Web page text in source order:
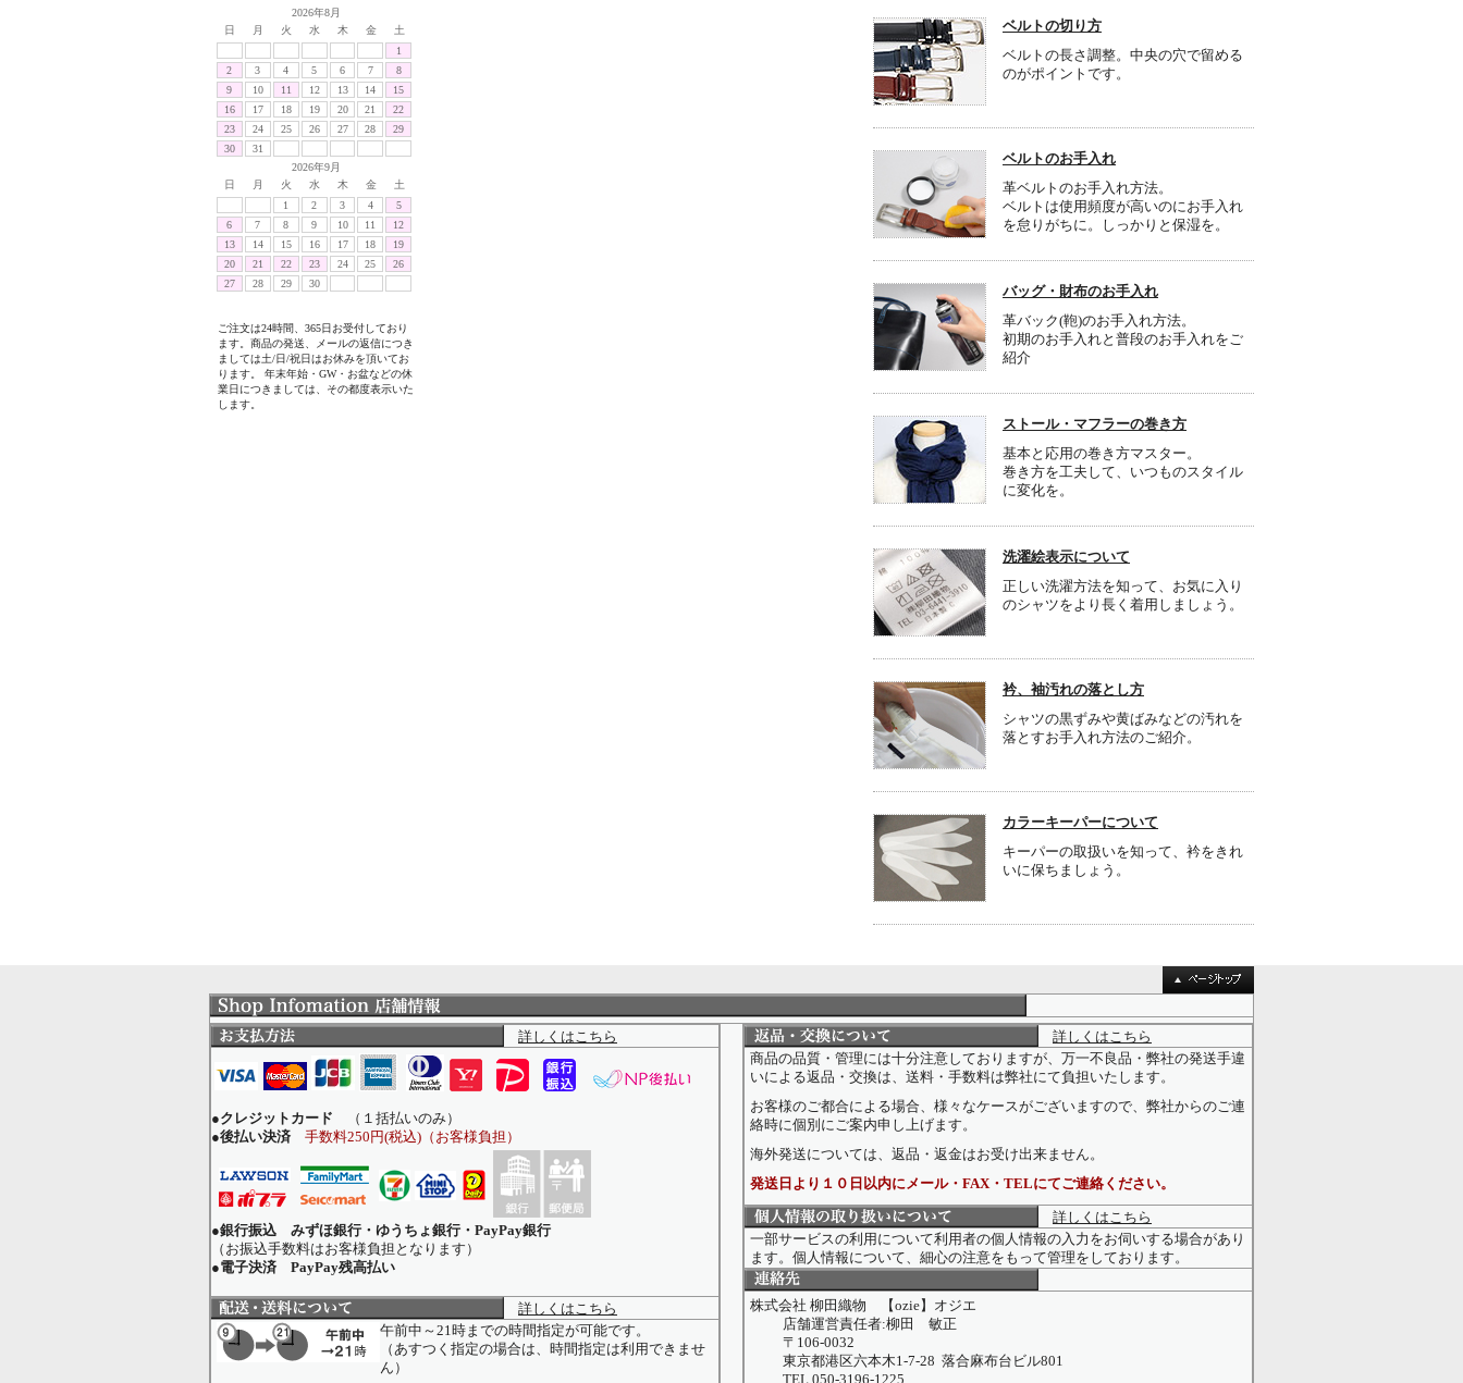
2026年8月
日
月 火 水 木 金
土
1
2
3 4 5 6 7
8
9
10 11 12 13 14
15
16
17 18 19 20 21
22
23
24 25 26 27 28
29
30
31
2026年9月
日
月 火 水 木 金
土
1
2 3 4
5
6
7 8 9 10 11
12
13
14 15 16 17 18
19
20
21 22 23 24 25
26
27
28 29 30
ご注文は24時間、365日お受付しており
ます。商品の発送、メールの返信につき
ましては土/日/祝日はお休みを頂いてお
ります。 年末年始・GW・お盆などの休
業日につきましては、その都度表示いた
します。
ベルトの切り方
ベルトの長さ調整。中央の穴で留める
のがポイントです。
ベルトのお手入れ
革ベルトのお手入れ方法。
ベルトは使用頻度が高いのにお手入れ
を怠りがちに。しっかりと保湿を。
バッグ・財布のお手入れ
革バック(鞄)のお手入れ方法。
初期のお手入れと普段のお手入れをご
紹介
ストール・マフラーの巻き方
基本と応用の巻き方マスター。
巻き方を工夫して、いつものスタイル
に変化を。
洗濯絵表示について
正しい洗濯方法を知って、お気に入り
のシャツをより長く着用しましょう。
衿、袖汚れの落とし方
シャツの黒ずみや黄ばみなどの汚れを
落とすお手入れ方法のご紹介。
カラーキーパーについて
キーパーの取扱いを知って、衿をきれ
いに保ちましょう。
詳しくはこちら
●クレジットカード
（１括払いのみ）
●後払い決済
手数料250円(税込)（お客様負担）
●銀行振込 みずほ銀行・ゆうちょ銀行・PayPay銀行
（お振込手数料はお客様負担となります）
●電子決済 PayPay残高払い
詳しくはこちら
午前中～21時までの時間指定が可能です。
（あすつく指定の場合は、時間指定は利用できませ
ん）
詳しくはこちら
商品の品質・管理には十分注意しておりますが、万一不良品・弊社の発送手違
いによる返品・交換は、送料・手数料は弊社にて負担いたします。
お客様のご都合による場合、様々なケースがございますので、弊社からのご連
絡時に個別にご案内申し上げます。
海外発送については、返品・返金はお受け出来ません。
発送日より１０日以内にメール・FAX・TELにてご連絡ください。
詳しくはこちら
一部サービスの利用について利用者の個人情報の入力をお伺いする場合があり
ます。個人情報について、細心の注意をもって管理をしております。
株式会社 柳田織物 【ozie】オジエ
店舗運営責任者:柳田 敏正
〒106-0032
東京都港区六本木1-7-28 落合麻布台ビル801
TEL 050-3196-1225